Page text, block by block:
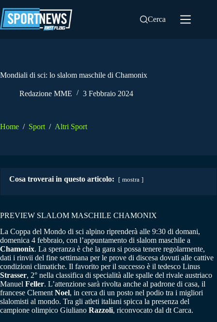
al
contenuto
Cerca
Mondiali di sci: lo slalom maschile di Chamonix
Redazione MME 3 Febbraio 2024
Home / Sport / Altri Sport
Cosa troverai in questo articolo: mostra
PREVIEW SLALOM MASCHILE CHAMONIX
La Coppa del Mondo di sci alpino riprenderà alle 9:30 di domani,
domenica 4 febbraio, con l’appuntamento di slalom maschile a
Chamonix. La speranza è che la gara si possa tenere regolarmente,
dati i rinvii del fine settimana per le prove di discesa dovuti alle cattive
condizioni climatiche. Il favorito per il successo è il tedesco Linus
Strasser, 2° nella classifica di specialità alle spalle del rivale austriaco
Manuel Feller. L’attenzione sarà rivolta anche al padrone di casa, il
francese Clement Noel, in cerca di un posto nel podio tra i migliori
slalomisti al mondo. Tra gli atleti italiani spicca la presenza del
campione olimpico Giuliano Razzoli, riconvocato dal dt Carca.